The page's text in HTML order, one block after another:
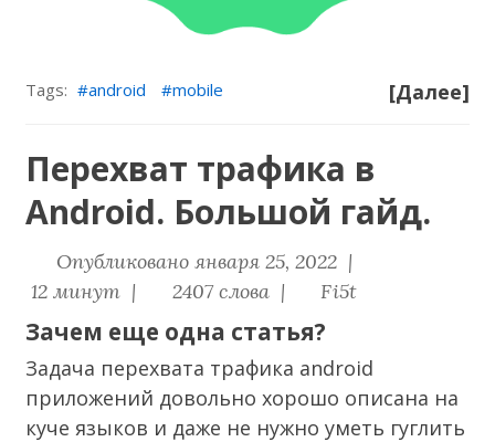
[Далее]
Tags: android mobile
Перехват трафика в
Android. Большой гайд.
Опубликовано января 25, 2022 |
12 минут |
2407 слова | Fi5t
Зачем еще одна статья?
Задача перехвата трафика android
приложений довольно хорошо описана на
куче языков и даже не нужно уметь гуглить